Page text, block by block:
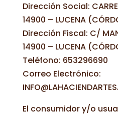
Dirección Social:
14900 – LUCENA
Dirección Fiscal: C/
14900 – LUCENA
Teléfono: 653296690
Correo Electrónico:
El consumidor y/o